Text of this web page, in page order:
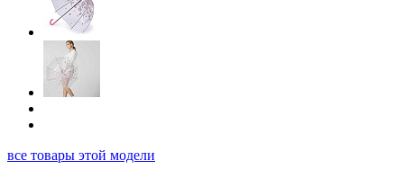
все товары этой модели